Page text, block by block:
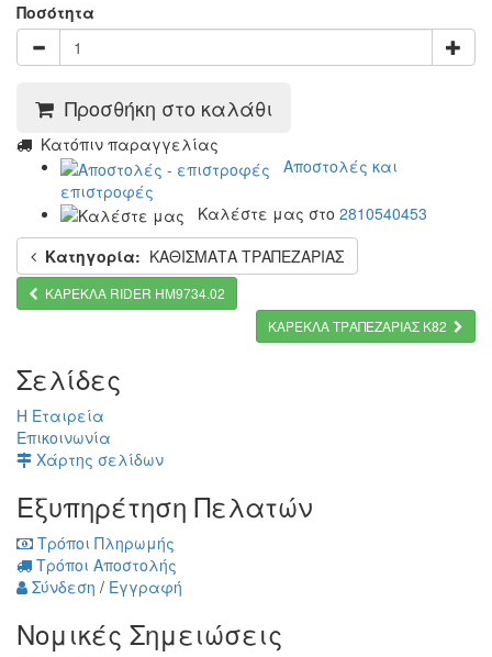
Ποσότητα
Προσθήκη στο καλάθι
Kατόπιν παραγγελίας
Αποστολές και
επιστροφές
Καλέστε μας στο 2810540453
Κατηγορία: ΚΑΘΙΣΜΑΤΑ ΤΡΑΠΕΖΑΡΙΑΣ
ΚΑΡΕΚΛΑ RIDER HM9734.02
ΚΑΡΕΚΛΑ ΤΡΑΠΕΖΑΡΙΑΣ Κ82
Σελίδες
Η Εταιρεία
Επικοινωνία
Χάρτης σελίδων
Εξυπηρέτηση Πελατών
Τρόποι Πληρωμής
Τρόποι Αποστολής
Σύνδεση / Εγγραφή
Νομικές Σημειώσεις